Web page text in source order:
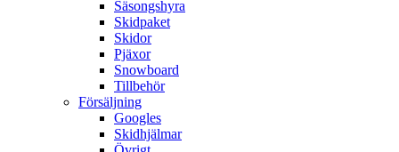
Säsongshyra
Skidpaket
Skidor
Pjäxor
Snowboard
Tillbehör
Försäljning
Googles
Skidhjälmar